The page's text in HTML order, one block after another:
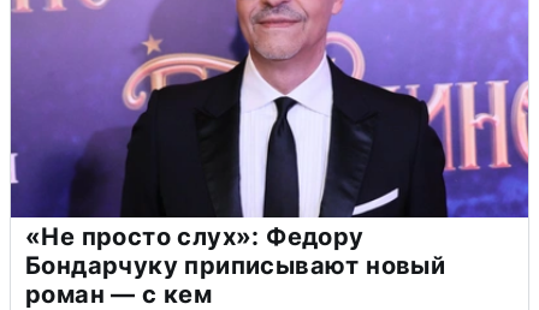
«Не просто слух»: Федору
Бондарчуку приписывают новый
роман — с кем